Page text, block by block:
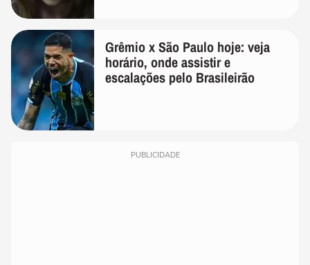
Grêmio x São Paulo hoje: veja
horário, onde assistir e
escalações pelo Brasileirão
PUBLICIDADE